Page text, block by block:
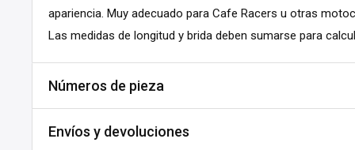
apariencia. Muy adecuado para Cafe Racers u otras
Las medidas de longitud y brida deben sumarse para
Números de pieza
16mm
Envíos y devoluciones